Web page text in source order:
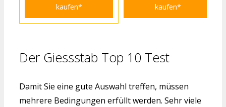
kaufen*
kaufen*
Der Giessstab Top 10 Test
Damit Sie eine gute Auswahl treffen, müssen
mehrere Bedingungen erfüllt werden. Sehr viele